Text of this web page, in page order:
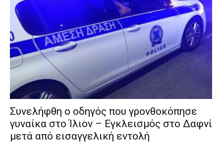
Συνελήφθη ο οδηγός που γρονθοκόπησε
γυναίκα στο Ίλιον – Εγκλεισμός στο Δαφνί
μετά από εισαγγελική εντολή